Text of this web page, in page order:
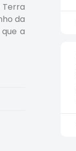
da
a